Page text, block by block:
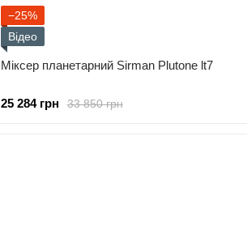
−25%
Відео
Міксер планетарний Sirman Plutone lt7
33 850 грн
25 284 грн